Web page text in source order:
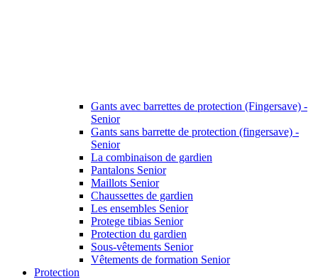
Gants avec barrettes de protection (Fingersave) -
Senior
Gants sans barrette de protection (fingersave) -
Senior
La combinaison de gardien
Pantalons Senior
Maillots Senior
Chaussettes de gardien
Les ensembles Senior
Protege tibias Senior
Protection du gardien
Sous-vêtements Senior
Vêtements de formation Senior
Protection